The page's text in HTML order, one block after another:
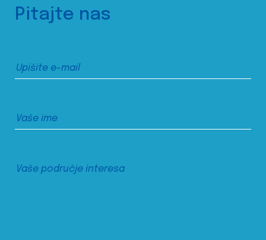
Pitajte nas